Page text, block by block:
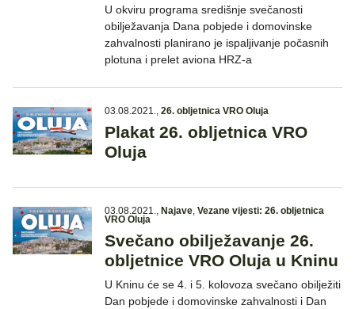
U okviru programa središnje svečanosti
obilježavanja Dana pobjede i domovinske
zahvalnosti planirano je ispaljivanje počasnih
plotuna i prelet aviona HRZ-a
03.08.2021., 26. obljetnica VRO Oluja
Plakat 26. obljetnica VRO
Oluja
03.08.2021., Najave, Vezane vijesti: 26. obljetnica
VRO Oluja
Svečano obilježavanje 26.
obljetnice VRO Oluja u Kninu
U Kninu će se 4. i 5. kolovoza svečano obilježiti
Dan pobjede i domovinske zahvalnosti i Dan